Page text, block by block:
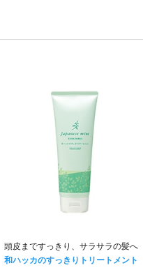
頭皮まですっきり、サラサラの髪へ
和ハッカのすっきりトリートメント